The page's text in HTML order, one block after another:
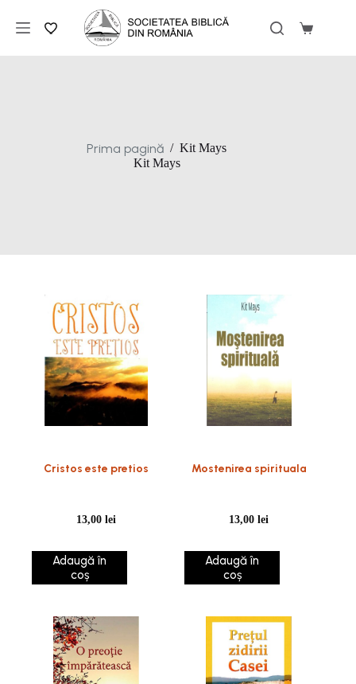
conținut
Coș
Prima pagină / Kit Mays
Kit Mays
Cristos este pretios
13,00lei
Adaugă în
coș
Mostenirea spirituala
13,00lei
Adaugă în
coș